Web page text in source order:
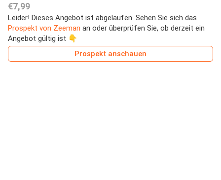
€7,99
Leider! Dieses Angebot ist abgelaufen. Sehen Sie sich das
Prospekt von Zeeman an oder überprüfen Sie, ob derzeit ein
Angebot gültig ist 👇
Prospekt anschauen